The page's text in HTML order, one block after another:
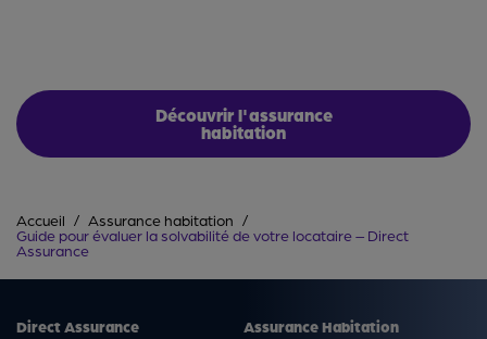
Découvrir l'assurance
habitation
Accueil
Assurance habitation
Guide pour évaluer la solvabilité de votre locataire – Direct
Assurance
Direct Assurance Assurance Habitation